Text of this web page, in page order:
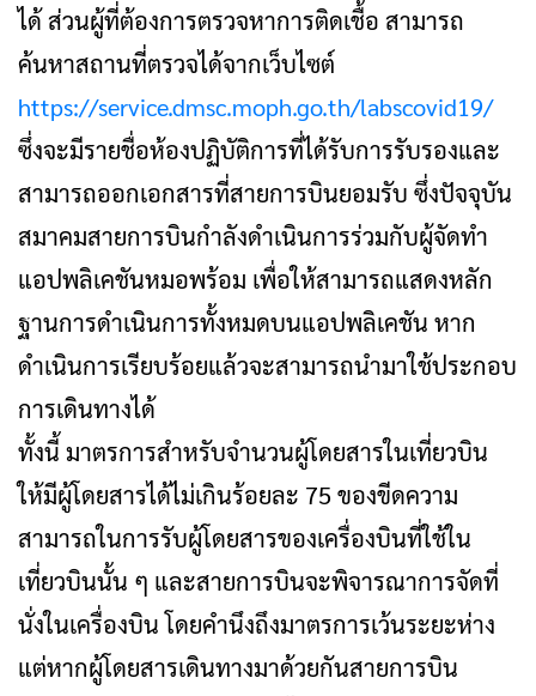
ได้ ส่วนผู้ที่ต้องการตรวจหาการติดเชื้อ สามารถ
ค้นหาสถานที่ตรวจได้จากเว็บไซต์
https://service.dmsc.moph.go.th/labscovid19/
ซึ่งจะมีรายชื่อห้องปฏิบัติการที่ได้รับการรับรองและ
สามารถออกเอกสารที่สายการบินยอมรับ ซึ่งปัจจุบัน
สมาคมสายการบินกำลังดำเนินการร่วมกับผู้จัดทำ
แอปพลิเคชันหมอพร้อม เพื่อให้สามารถแสดงหลัก
ฐานการดำเนินการทั้งหมดบนแอปพลิเคชัน หาก
ดำเนินการเรียบร้อยแล้วจะสามารถนำมาใช้ประกอบ
การเดินทางได้
ทั้งนี้ มาตรการสำหรับจำนวนผู้โดยสารในเที่ยวบิน
ให้มีผู้โดยสารได้ไม่เกินร้อยละ 75 ของขีดความ
สามารถในการรับผู้โดยสารของเครื่องบินที่ใช้ใน
เที่ยวบินนั้น ๆ และสายการบินจะพิจารณาการจัดที่
นั่งในเครื่องบิน โดยคำนึงถึงมาตรการเว้นระยะห่าง
แต่หากผู้โดยสารเดินทางมาด้วยกันสายการบิน